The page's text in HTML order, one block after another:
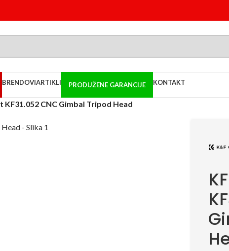
BRENDOVIARTIKLI PRODUŽENE GARANCIJE KONTAKT
KF31.052 CNC Gimbal Tripod Head